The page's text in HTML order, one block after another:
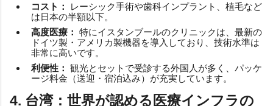
コスト：
レーシック手術や歯科インプラント、植毛など
は日本の半額以下。
高度医療： 特にイスタンブールのクリニックは、最新の
ドイツ製・アメリカ製機器を導入しており、技術水準は
非常に高いです。
利便性： 観光とセットで受診する外国人が多く、パッケ
ージ料金（送迎・宿泊込み）が充実しています。
4. 台湾：世界が認める医療インフラの